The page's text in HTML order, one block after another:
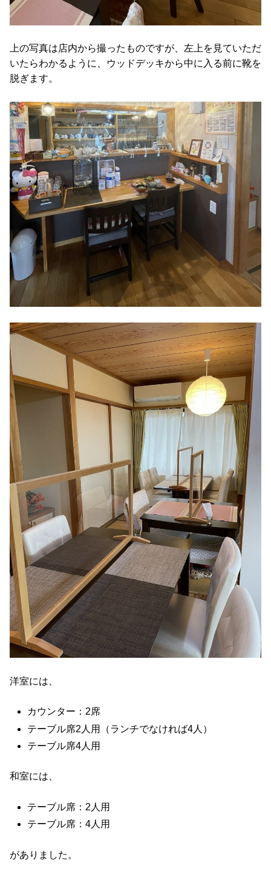
上の写真は店内から撮ったものですが、左上を見ていただ
いたらわかるように、ウッドデッキから中に入る前に靴を
脱ぎます。
洋室には、
カウンター：2席
テーブル席2人用（ランチでなければ4人）
テーブル席4人用
和室には、
テーブル席：2人用
テーブル席：4人用
がありました。